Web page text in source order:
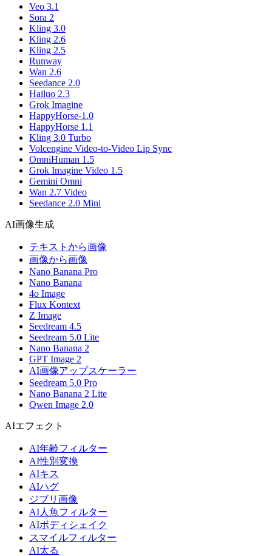
Veo 3.1
Sora 2
Kling 3.0
Kling 2.6
Kling 2.5
Runway
Wan 2.6
Seedance 2.0
Hailuo 2.3
Grok Imagine
HappyHorse-1.0
HappyHorse 1.1
Kling 3.0 Turbo
Volcengine Video-to-Video Lip Sync
OmniHuman 1.5
Grok Imagine Video 1.5
Gemini Omni
Wan 2.7 Video
Seedance 2.0 Mini
AI画像生成
テキストから画像
画像から画像
Nano Banana Pro
Nano Banana
4o Image
Flux Kontext
Z Image
Seedream 4.5
Seedream 5.0 Lite
Nano Banana 2
GPT Image 2
AI画像アップスケーラー
Seedream 5.0 Pro
Nano Banana 2 Lite
Qwen Image 2.0
AIエフェクト
AI年齢フィルター
AI性別変換
AIキス
AIハグ
ジブリ画像
AI人魚フィルター
AIボディシェイク
スマイルフィルター
AI太る